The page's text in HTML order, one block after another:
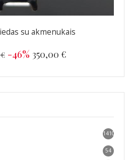
su akmenukais
-46% 350,00 €
1410
54